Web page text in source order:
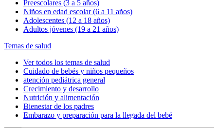
Preescolares (3 a 5 años)
Niños en edad escolar (6 a 11 años)
Adolescentes (12 a 18 años)
Adultos jóvenes (19 a 21 años)
Temas de salud
Ver todos los temas de salud
Cuidado de bebés y niños pequeños
atención pediátrica general
Crecimiento y desarrollo
Nutrición y alimentación
Bienestar de los padres
Embarazo y preparación para la llegada del bebé